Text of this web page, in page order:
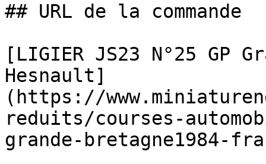
## URL de la commande
[LIGIER JS23 N°25 GP
Hesnault]
(https://
reduits/courses-
grande-bretagne1984-